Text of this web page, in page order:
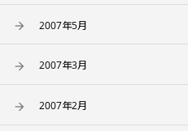
2007年5月
2007年3月
2007年2月